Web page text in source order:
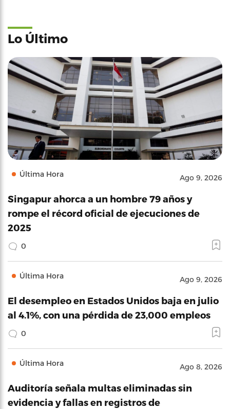
Lo Último
Última Hora Ago 9, 2026
Singapur ahorca a un hombre 79 años y
rompe el récord oficial de ejecuciones de
2025
0
Última Hora Ago 9, 2026
El desempleo en Estados Unidos baja en julio
al 4.1%, con una pérdida de 23,000 empleos
0
Última Hora Ago 8, 2026
Auditoría señala multas eliminadas sin
evidencia y fallas en registros de